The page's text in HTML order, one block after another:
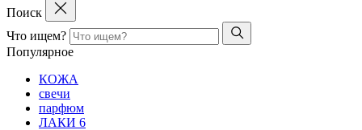
Поиск
Что ищем?
Популярное
КОЖА
свечи
парфюм
ЛАКИ 6